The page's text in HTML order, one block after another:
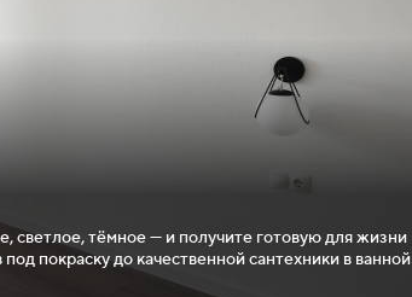
светлое, тёмное — и получите готовую для жизни
покраску до качественной сантехники в ванной